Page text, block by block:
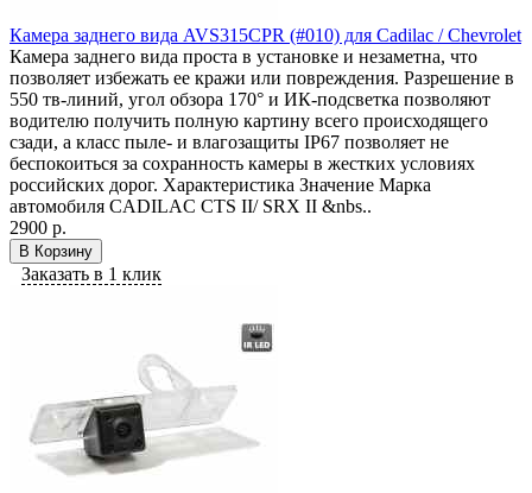
Камера заднего вида AVS315CPR (#010) для Cadilac / Chevrolet
Камера заднего вида проста в установке и незаметна, что
позволяет избежать ее кражи или повреждения. Разрешение в
550 тв-линий, угол обзора 170° и ИК-подсветка позволяют
водителю получить полную картину всего происходящего
сзади, а класс пыле- и влагозащиты IP67 позволяет не
беспокоиться за сохранность камеры в жестких условиях
российских дорог. Характеристика Значение Марка
автомобиля CADILAC CTS II/ SRX II &nbs..
2900 р.
В Корзину
Заказать в 1 клик